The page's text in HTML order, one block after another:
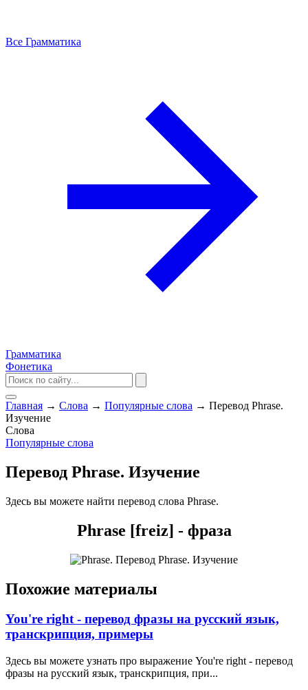
Все Грамматика
Грамматика
Фонетика
Главная → Слова → Популярные слова → Перевод Phrase.
Изучение
Слова
Популярные слова
Перевод Phrase. Изучение
Здесь вы можете найти перевод слова Phrase.
Phrase [freiz] - фраза
Похожие материалы
You're right - перевод фразы на русский язык,
транскрипция, примеры
Здесь вы можете узнать про выражение You're right - перевод
фразы на русский язык, транскрипция, при...